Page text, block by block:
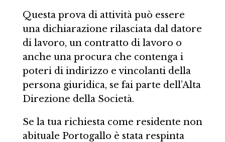
Questa prova di attività può essere
una dichiarazione rilasciata dal datore
di lavoro, un contratto di lavoro o
anche una procura che contenga i
poteri di indirizzo e vincolanti della
persona giuridica, se fai parte dell’Alta
Direzione della Società.
Se la tua richiesta come residente non
abituale Portogallo è stata respinta